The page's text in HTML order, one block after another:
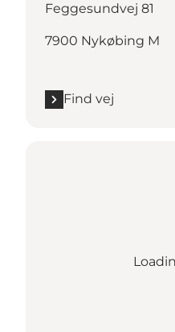
Feggesundvej 81
7900 Nykøbing M
Find vej